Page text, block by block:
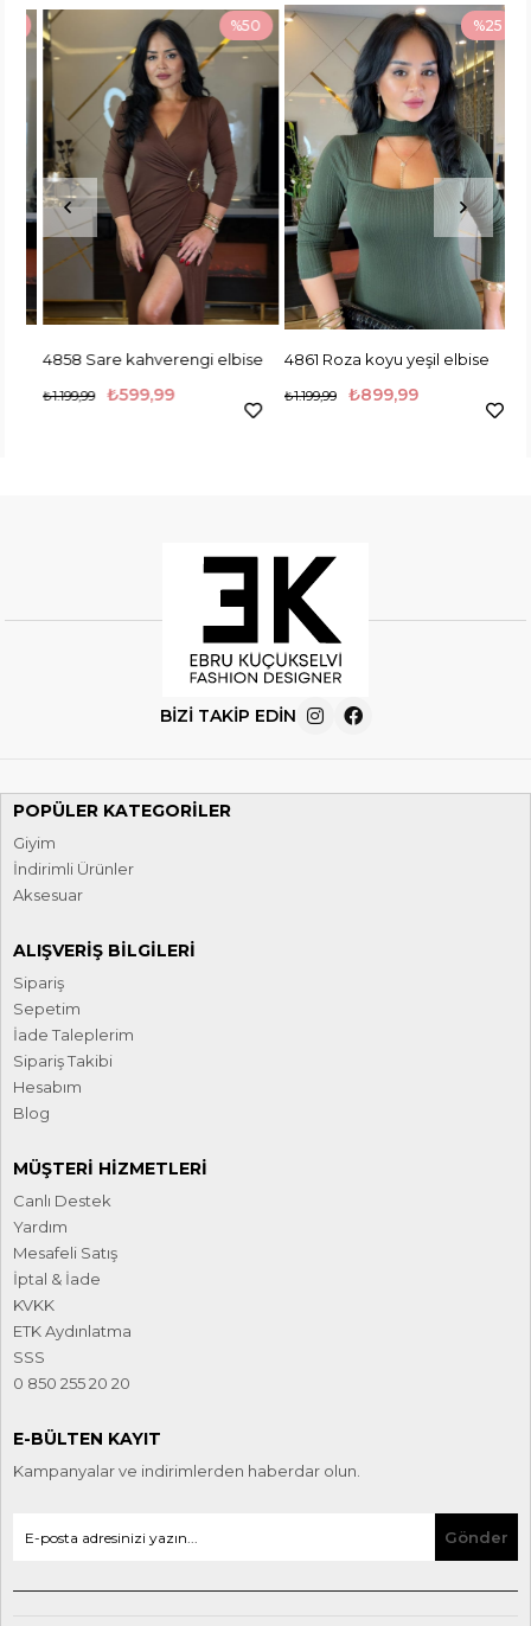
4858 Sare kahverengi elbise
₺599,99
₺1.199,99
%50
4861 Roza koyu yeşil elbise
₺899,99
₺1.199,99
%25
BIZI TAKIP EDIN
POPÜLER KATEGORILER
Giyim
İndirimli Ürünler
Aksesuar
ALIŞVERIŞ BILGILERI
Sipariş
Sepetim
İade Taleplerim
Sipariş Takibi
Hesabım
Blog
MÜŞTERI HIZMETLERI
Canlı Destek
Yardım
Mesafeli Satış
İptal & İade
KVKK
ETK Aydınlatma
SSS
0 850 255 20 20
E-BÜLTEN KAYIT
Kampanyalar ve indirimlerden haberdar olun.
Gönder